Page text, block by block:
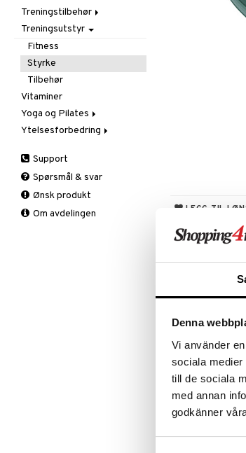
Denna
Vi använder
sociala
till de sociala
med annan
godkänner
LEGG TIL I
SALG - tid
Produktinfo
Finn din
Bruk den for å
Treningstilbehør
Diverse
Gåstav
Støtte og beskyttelse
Albue
Ankel
Håndledd
Kne
Treningsutstyr
Fitness
Styrke
Tilbehør
Vitaminer
Yoga og Pilates
Tepper
Ytelsesforbedring
Før trening
Kreatin
Support
Spørsmål & svar
Ønsk produkt
Om avdelingen